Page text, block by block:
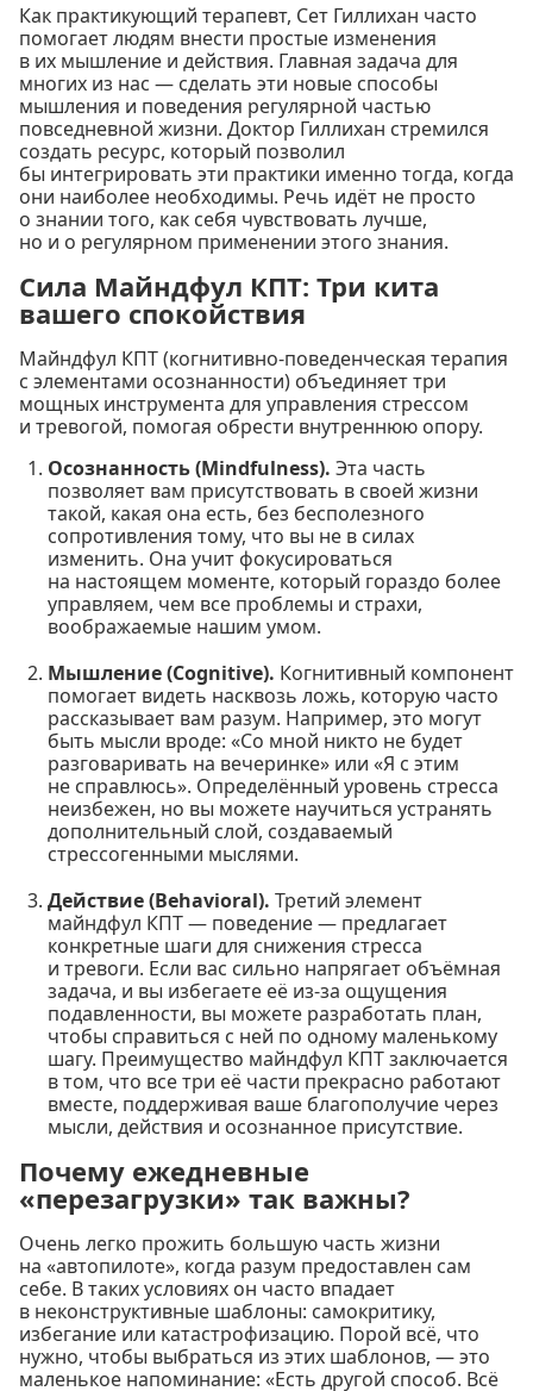
Как практикующий терапевт, Сет Гиллихан часто
помогает людям внести простые изменения
в их мышление и действия. Главная задача для
многих из нас — сделать эти новые способы
мышления и поведения регулярной частью
повседневной жизни. Доктор Гиллихан стремился
создать ресурс, который позволил
бы интегрировать эти практики именно тогда, когда
они наиболее необходимы. Речь идёт не просто
о знании того, как себя чувствовать лучше,
но и о регулярном применении этого знания.
Сила Майндфул КПТ: Три кита
вашего спокойствия
Майндфул КПТ (когнитивно-поведенческая терапия
с элементами осознанности) объединяет три
мощных инструмента для управления стрессом
и тревогой, помогая обрести внутреннюю опору.
Осознанность (Mindfulness). Эта часть
позволяет вам присутствовать в своей жизни
такой, какая она есть, без бесполезного
сопротивления тому, что вы не в силах
изменить. Она учит фокусироваться
на настоящем моменте, который гораздо более
управляем, чем все проблемы и страхи,
воображаемые нашим умом.
Мышление (Cognitive). Когнитивный компонент
помогает видеть насквозь ложь, которую часто
рассказывает вам разум. Например, это могут
быть мысли вроде: «Со мной никто не будет
разговаривать на вечеринке» или «Я с этим
не справлюсь». Определённый уровень стресса
неизбежен, но вы можете научиться устранять
дополнительный слой, создаваемый
стрессогенными мыслями.
Действие (Behavioral). Третий элемент
майндфул КПТ — поведение — предлагает
конкретные шаги для снижения стресса
и тревоги. Если вас сильно напрягает объёмная
задача, и вы избегаете её из-за ощущения
подавленности, вы можете разработать план,
чтобы справиться с ней по одному маленькому
шагу. Преимущество майндфул КПТ заключается
в том, что все три её части прекрасно работают
вместе, поддерживая ваше благополучие через
мысли, действия и осознанное присутствие.
Почему ежедневные
«перезагрузки» так важны?
Очень легко прожить большую часть жизни
на «автопилоте», когда разум предоставлен сам
себе. В таких условиях он часто впадает
в неконструктивные шаблоны: самокритику,
избегание или катастрофизацию. Порой всё, что
нужно, чтобы выбраться из этих шаблонов, — это
маленькое напоминание: «Есть другой способ. Всё